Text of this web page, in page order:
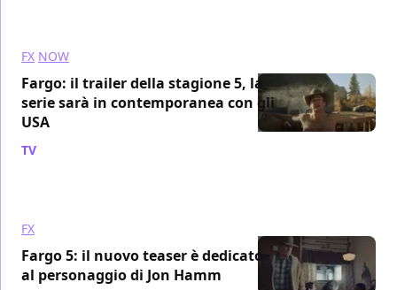
FX NOW
Fargo: il trailer della stagione 5, la
serie sarà in contemporanea con gli
USA
TV
FX
Fargo 5: il nuovo teaser è dedicato
al personaggio di Jon Hamm